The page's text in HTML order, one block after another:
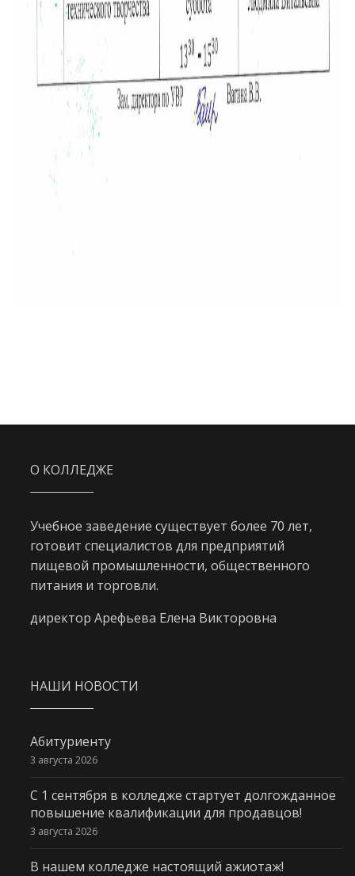
О КОЛЛЕДЖЕ
Учебное заведение существует более 70 лет,
готовит специалистов для предприятий
пищевой промышленности, общественного
питания и торговли.
директор Арефьева Елена Викторовна
НАШИ НОВОСТИ
Абитуриенту
3 августа 2026
С 1 сентября в колледже стартует долгожданное
повышение квалификации для продавцов!
3 августа 2026
В нашем колледже настоящий ажиотаж!